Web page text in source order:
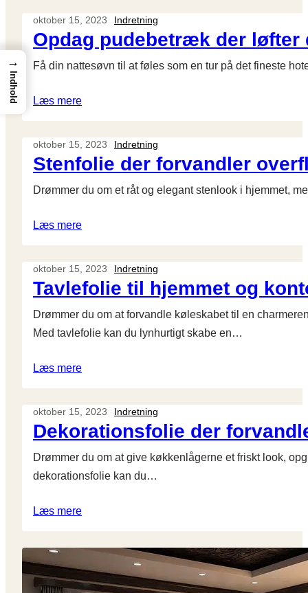
oktober 15, 2023 Indretning
Opdag pudebetræk der løfter
Få din nattesøvn til at føles som en tur på det fineste
Læs mere
oktober 15, 2023 Indretning
Stenfolie der forvandler
Drømmer du om et råt og elegant stenlook i hjemmet,
Læs mere
oktober 15, 2023 Indretning
Tavlefolie til hjemmet og
Drømmer du om at forvandle køleskabet til en
Med tavlefolie kan du lynhurtigt skabe en…
Læs mere
oktober 15, 2023 Indretning
Dekorationsfolie der
Drømmer du om at give køkkenlågerne et friskt look,
dekorationsfolie kan du…
Læs mere
→
Indhold